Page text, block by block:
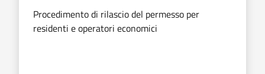
Procedimento di rilascio del permesso per
residenti e operatori economici